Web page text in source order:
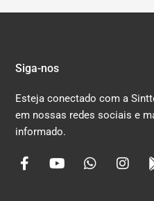
Siga-nos
Esteja conectado com a
em nossas redes sociais e
informado.